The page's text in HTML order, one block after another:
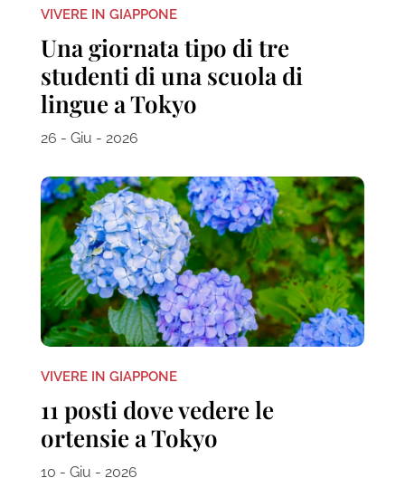
VIVERE IN GIAPPONE
Una giornata tipo di tre
studenti di una scuola di
lingue a Tokyo
26 - Giu - 2026
VIVERE IN GIAPPONE
11 posti dove vedere le
ortensie a Tokyo
10 - Giu - 2026